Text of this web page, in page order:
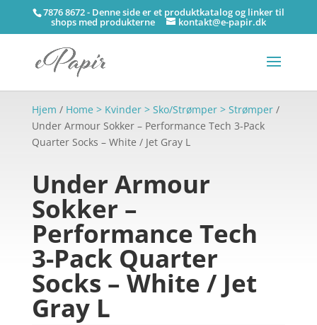
7876 8672 - Denne side er et produktkatalog og linker til
shops med produkterne kontakt@e-papir.dk
Hjem / Home > Kvinder > Sko/Strømper > Strømper/
Under Armour Sokker – Performance Tech 3-Pack
Quarter Socks – White / Jet Gray L
Under Armour
Sokker –
Performance Tech
3-Pack Quarter
Socks – White / Jet
Gray L